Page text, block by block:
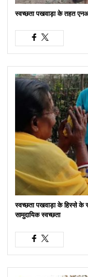
स्वच्छता पखवाड़ा के तहत
स्वच्छता पखवाड़ा के हिस्से के
सामुदायिक स्वच्छता